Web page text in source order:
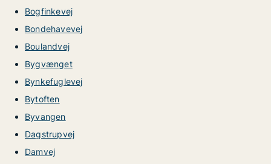
Bogfinkevej
Bondehavevej
Boulandvej
Bygvænget
Bynkefuglevej
Bytoften
Byvangen
Dagstrupvej
Damvej